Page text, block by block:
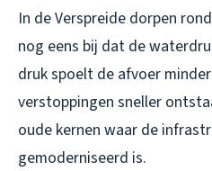
In de Verspreide dorpen
nog eens bij dat de
druk spoelt de afvoer
verstoppingen sneller
oude kernen waar de
gemoderniseerd is.